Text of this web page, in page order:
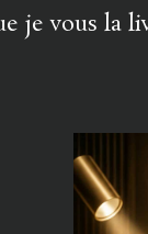
je vous la